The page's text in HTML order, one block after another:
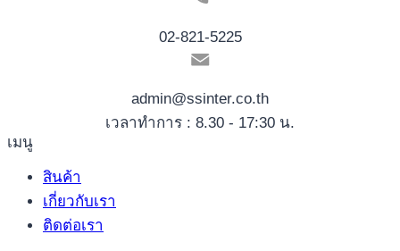
02-821-5225
admin@ssinter.co.th
เวลาทำการ : 8.30 - 17:30 น.
เมนู
สินค้า
เกี่ยวกับเรา
ติดต่อเรา